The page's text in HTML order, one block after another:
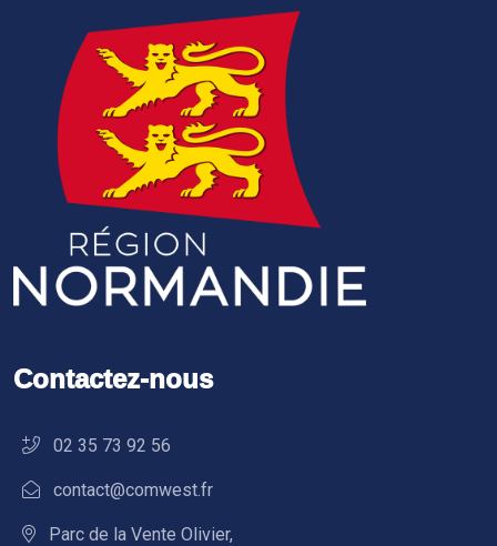
Contactez-nous
02 35 73 92 56
contact@comwest.fr
Parc de la Vente Olivier,